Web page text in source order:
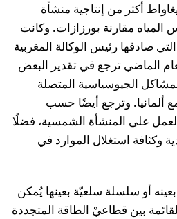
بهدف توليد 300 ميغاواط أكثر من إنتاجية منشأة
مقارنة بورزازات. وكانت
صادفها رئيس الوكالة المغربية
الماضي ترجع في تقدير البعض
الجيوسياسية المتصلة
ألمانيا. وترجع أيضًا حسب
على المنشأة الشمسية، فضلًا
وكثافة استغلال الموارد في
أو سلسلة سلعيّة بعينها يُمكن
بين قطاعيْ الطاقة المتجددة